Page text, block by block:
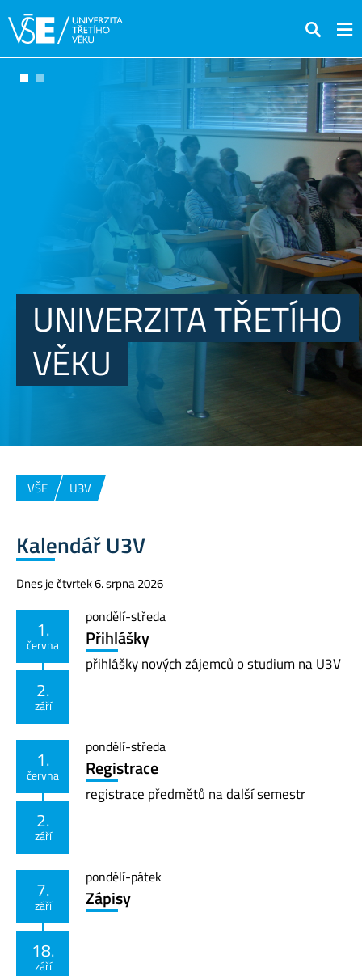
Hledat
UNIVERZITA TŘETÍHO
VĚKU
VŠE U3V
Kalendář U3V
Dnes je čtvrtek 6. srpna 2026
1.
června
2.
září
pondělí-středa
Přihlášky
přihlášky nových zájemců o studium na U3V
1.
června
2.
září
pondělí-středa
Registrace
registrace předmětů na další semestr
7.
září
18.
září
pondělí-pátek
Zápisy